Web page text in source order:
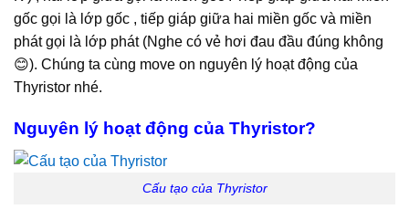
gốc gọi là lớp gốc , tiếp giáp giữa hai miền gốc và miền
phát gọi là lớp phát (Nghe có vẻ hơi đau đầu đúng không
😊). Chúng ta cùng move on nguyên lý hoạt động của
Thyristor nhé.
Nguyên lý hoạt động của Thyristor?
Cấu tạo của Thyristor